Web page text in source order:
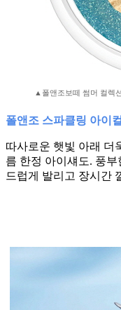
▲폴앤조보떼 썸머 컬렉
폴앤조 스파클링 아이
따사로운 햇빛 아래 더
름 한정 아이섀도. 풍
드럽게 발리고 장시간